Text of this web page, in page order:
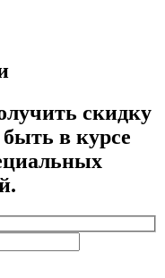
скидку
в курсе